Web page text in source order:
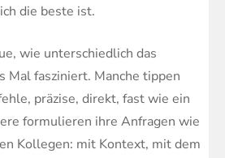
die beste ist.
wie unterschiedlich das
Mal fasziniert. Manche tippen
präzise, direkt, fast wie ein
formulieren ihre Anfragen wie
Kollegen: mit Kontext, mit dem